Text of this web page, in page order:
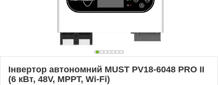
Інвертор автономний MUST PV18-6048 PRO II
(6 кВт, 48V, MPPT, Wi-Fi)